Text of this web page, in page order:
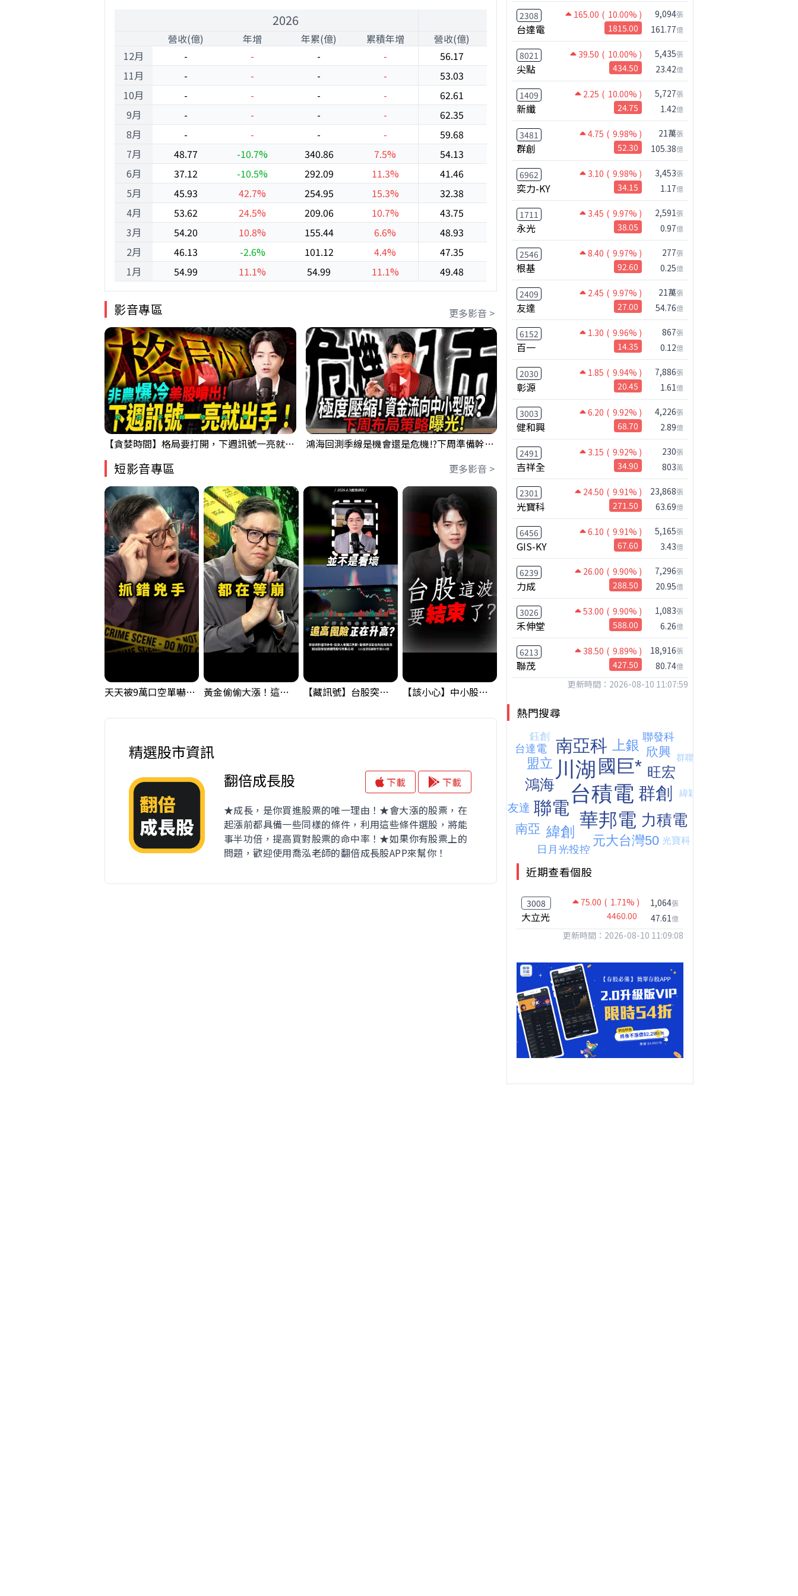
12月
11月
10月
9月
8月
7月
6月
5月
4月
3月
2月
1月
2026
營收(億) 年增 年累(億)
累積年增
-
- -
-
-
- -
-
-
- -
-
-
- -
-
-
- -
-
48.77
-10.7% 340.86
7.5%
37.12
-10.5% 292.09
11.3%
45.93
42.7% 254.95
15.3%
53.62
24.5% 209.06
10.7%
54.20
10.8% 155.44
6.6%
46.13
-2.6% 101.12
4.4%
54.99
11.1% 54.99 11.1%
2025
營收(億) 年增 年累(億)
累積年增
56.17
-0.3% 611.48
2.8%
53.03
-11.8%
3.1%
62.61
-4.5% 501.90
5.0%
62.35
-4.4%
6.5%
59.68
-14.8% 376.63
8.5%
54.13
-0.1%
14.2%
41.46
2.6% 262.52
17.7%
32.38
-7.1%
21.3%
43.75
26.5% 189.54
28.3%
48.93
41.8%
28.9%
47.35
39.7% 96.82
23.2%
49.48
10.6% 10.6%
影音專區 更多影音 >
【貪婪時間】格局要打開，下週訊號一亮就出手！我不說的話還真一堆人不知道！｜錢進大趨勢 Mr.智霖 陳 2026/08/08 鴻海回測季線是機會還是危機!?下周準備幹大事?｜0807 #3661 #2317 #2317鴻海 【注意!!!】外資暗中狂掃ETF想幹嘛? 非農影響能多大?!｜ Mr.永年 李 / Mr.JIMMY 高志銘 / 理財有夠跩
短影音專區 更多影音 >
天天被9萬口空單嚇，其實你盯錯地方了｜Mr.Jimmy高志銘 #台股 #外資期貨 #融資 黃金偷偷大漲！這才是決定台股生死的「真風向球」！｜Mr.Jimmy高志銘 #黃金 #美元指數 #聯準會 【藏訊號】台股突破季線，週一我提醒了這個關鍵訊號 【該小心】中小股派對結束 ? 關鍵訊號都指向... 台股狂飆1200點，但還有兩關沒過｜Mr.Jimmy高志銘 #台股 #期貨 #加權指數 【我被黑了?】是真的聽不懂嗎...還是... #股票分析 #因果分析
精選股市資訊
翻倍成長股
下載
下載
★成長，是你買進股票的唯一理由！★會大漲的股票，在
起漲前都具備一些同樣的條件，利用這些條件選股，將能
事半功倍，提高買對股票的命中率！★如果你有股票上的
問題，歡迎使用喬泓老師的翻倍成長股APP來幫你！
2308 165.00 ( 10.00% )
台達電 1815.00
9,094張
161.77億
8021 39.50 ( 10.00% )
尖點 434.50
5,435張
23.42億
1409 2.25 ( 10.00% )
新纖 24.75
5,727張
1.42億
3481 4.75 ( 9.98% )
群創 52.30
21萬張
105.38億
6962 3.10 ( 9.98% )
奕力-KY 34.15
3,453張
1.17億
1711 3.45 ( 9.97% )
永光 38.05
2,591張
0.97億
2546 8.40 ( 9.97% )
根基 92.60
277張
0.25億
2409 2.45 ( 9.97% )
友達 27.00
21萬張
54.76億
6152 1.30 ( 9.96% )
百一 14.35
867張
0.12億
2030 1.85 ( 9.94% )
彰源 20.45
7,886張
1.61億
3003 6.20 ( 9.92% )
健和興 68.70
4,226張
2.89億
2491 3.15 ( 9.92% )
吉祥全 34.90
230張
803萬
2301 24.50 ( 9.91% )
光寶科 271.50
23,868張
63.69億
6456 6.10 ( 9.91% )
GIS-KY 67.60
5,165張
3.43億
6239 26.00 ( 9.90% )
力成 288.50
7,296張
20.95億
3026 53.00 ( 9.90% )
禾伸堂 588.00
1,083張
6.26億
6213 38.50 ( 9.89% )
聯茂 427.50
18,916張
80.74億
更新時間：2026-08-10 11:07:59
熱門搜尋
近期查看個股
3008 75.00 ( 1.71% )
大立光 4460.00
1,064張
47.61億
更新時間：2026-08-10 11:09:08